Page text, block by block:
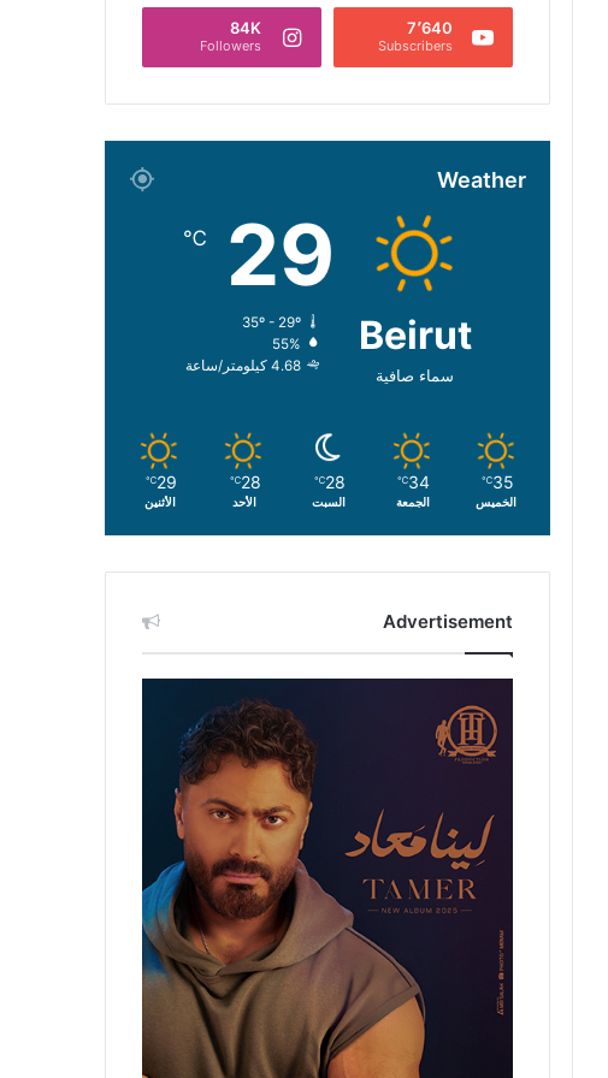
7٬640
Subscribers
84K
Followers
Weather
Beirut
سماء صافية
29
℃
35º - 29º
55%
4.68 كيلومتر/ساعة
35
℃
الخميس
34
℃
الجمعة
28
℃
السبت
28
℃
الأحد
29
℃
الأثنين
Advertisement